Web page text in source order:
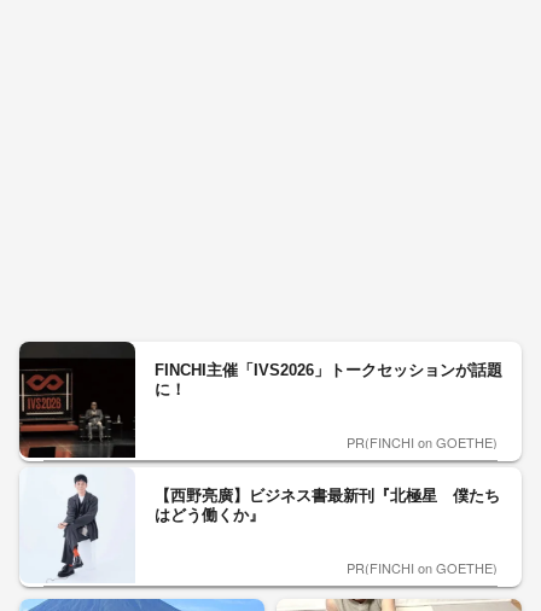
FINCHI主催「IVS2026」トークセッションが話題
に！
PR(FINCHI on GOETHE)
【西野亮廣】ビジネス書最新刊『北極星 僕たち
はどう働くか』
PR(FINCHI on GOETHE)